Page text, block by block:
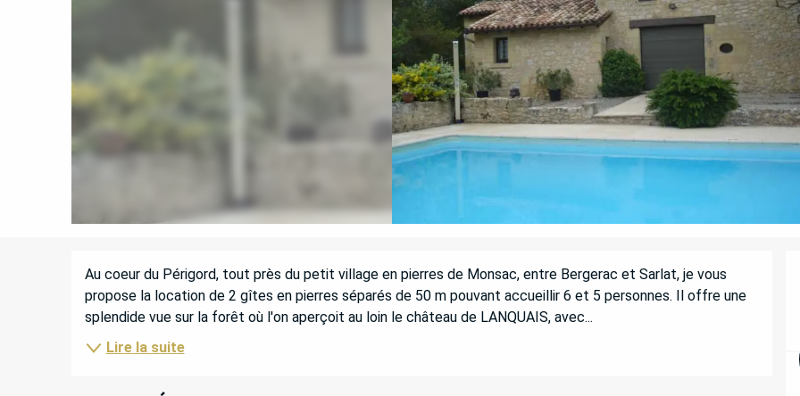
DESCRIPTION
Au coeur du Périgord, tout près du petit village en pierres de Monsac, entre Bergerac et Sarlat, je vous
propose la location de 2 gîtes en pierres séparés de 50 m pouvant accueillir 6 et 5 personnes. Il offre une
splendide vue sur la forêt où l'on aperçoit au loin le château de LANQUAIS, avec...
Lire la suite